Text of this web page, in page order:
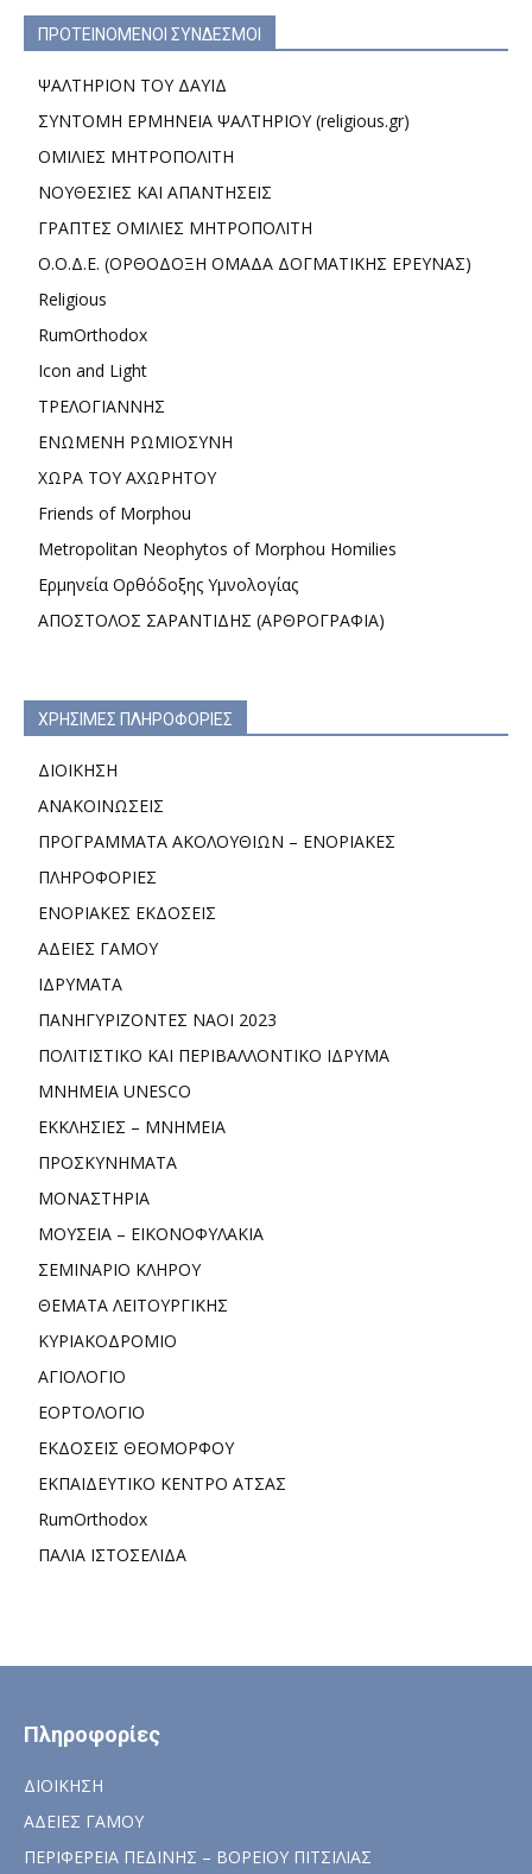
ΠΡΟΤΕΙΝΟΜΕΝΟΙ ΣΥΝΔΕΣΜΟΙ
ΨΑΛΤΗΡΙΟΝ ΤΟΥ ΔΑΥΙΔ
ΣΥΝΤΟΜΗ ΕΡΜΗΝΕΙΑ ΨΑΛΤΗΡΙΟΥ (religious.gr)
ΟΜΙΛΙΕΣ ΜΗΤΡΟΠΟΛΙΤΗ
ΝΟΥΘΕΣΙΕΣ ΚΑΙ ΑΠΑΝΤΗΣΕΙΣ
ΓΡΑΠΤΕΣ ΟΜΙΛΙΕΣ ΜΗΤΡΟΠΟΛΙΤΗ
Ο.Ο.Δ.Ε. (ΟΡΘΟΔΟΞΗ ΟΜΑΔΑ ΔΟΓΜΑΤΙΚΗΣ ΕΡΕΥΝΑΣ)
Religious
RumOrthodox
Icon and Light
ΤΡΕΛΟΓΙΑΝΝΗΣ
ΕΝΩΜΕΝΗ ΡΩΜΙΟΣΥΝΗ
ΧΩΡΑ ΤΟΥ ΑΧΩΡΗΤΟΥ
Friends of Morphou
Metropolitan Neophytos of Morphou Homilies
Ερμηνεία Ορθόδοξης Υμνολογίας
ΑΠΟΣΤΟΛΟΣ ΣΑΡΑΝΤΙΔΗΣ (ΑΡΘΡΟΓΡΑΦΙΑ)
ΧΡΗΣΙΜΕΣ ΠΛΗΡΟΦΟΡΙΕΣ
ΔΙΟΙΚΗΣΗ
ΑΝΑΚΟΙΝΩΣΕΙΣ
ΠΡΟΓΡΑΜΜΑΤΑ ΑΚΟΛΟΥΘΙΩΝ – ΕΝΟΡΙΑΚΕΣ
ΠΛΗΡΟΦΟΡΙΕΣ
ΕΝΟΡΙΑΚΕΣ ΕΚΔΟΣΕΙΣ
ΑΔΕΙΕΣ ΓΑΜΟΥ
ΙΔΡΥΜΑΤΑ
ΠΑΝΗΓΥΡΙΖΟΝΤΕΣ ΝΑΟΙ 2023
ΠΟΛΙΤΙΣΤΙΚΟ ΚΑΙ ΠΕΡΙΒΑΛΛΟΝΤΙΚΟ ΙΔΡΥΜΑ
ΜΝΗΜΕΙΑ UNESCO
ΕΚΚΛΗΣΙΕΣ – ΜΝΗΜΕΙΑ
ΠΡΟΣΚΥΝΗΜΑΤΑ
ΜΟΝΑΣΤΗΡΙΑ
ΜΟΥΣΕΙΑ – ΕΙΚΟΝΟΦΥΛΑΚΙΑ
ΣΕΜΙΝΑΡΙΟ ΚΛΗΡΟΥ
ΘΕΜΑΤΑ ΛΕΙΤΟΥΡΓΙΚΗΣ
ΚΥΡΙΑΚΟΔΡΟΜΙΟ
ΑΓΙΟΛΟΓΙΟ
ΕΟΡΤΟΛΟΓΙΟ
ΕΚΔΟΣΕΙΣ ΘΕΟΜΟΡΦΟΥ
ΕΚΠΑΙΔΕΥΤΙΚΟ ΚΕΝΤΡΟ ΑΤΣΑΣ
RumOrthodox
ΠΑΛΙΑ ΙΣΤΟΣΕΛΙΔΑ
Πληροφορίες
ΔΙΟΙΚΗΣΗ
ΑΔΕΙΕΣ ΓΑΜΟΥ
ΠΕΡΙΦΕΡΕΙΑ ΠΕΔΙΝΗΣ – ΒΟΡΕΙΟΥ ΠΙΤΣΙΛΙΑΣ